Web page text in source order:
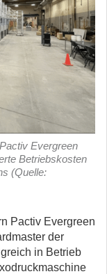
Evergreen
Betriebskosten
(Quelle:
Pactiv Evergreen
der
in Betrieb